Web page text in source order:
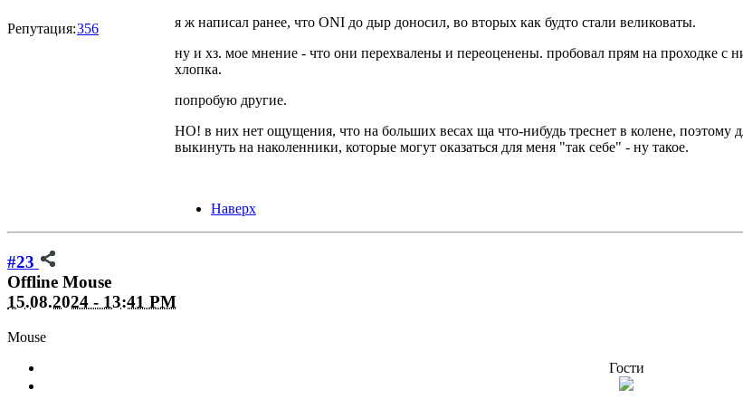
Репутация:356
я ж написал ранее, что ONI до дыр доносил, во вторых как будто стали великоваты.
ну и хз. мое мнение - что они перехвалены и переоценены. пробовал прям на проходке с
хлопка.
попробую другие.
НО! в них нет ощущения, что на больших весах ща что-нибудь треснет в колене,
выкинуть на наколенники, которые могут оказаться для меня "так себе" - ну такое.
Наверх
#23
Offline Mouse
15.08.2024 - 13:41 PM
Mouse
Гости